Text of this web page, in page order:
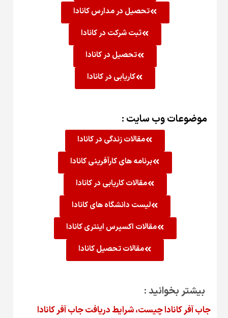
تحصیل در مدارس کانادا
ثبت شرکت در کانادا
تحصیل در کانادا
کاریابی در کانادا
موضوعات وب سایت :
مقالات زندگی در کانادا
برنامه های کارآفرینی کانادا
مقالات کاریابی در کانادا
لیست دانشگاه های کانادا
مقالات اکسپرس اینتری کانادا
مقالات تحصیل کانادا
بیشتر بخوانید :
جاب آفر کانادا چیست، شرایط دریافت جاب آفر کانادا